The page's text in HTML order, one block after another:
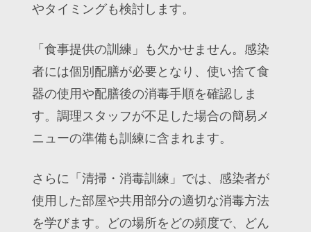
やタイミングも検討します。
「食事提供の訓練」も欠かせません。感染
者には個別配膳が必要となり、使い捨て食
器の使用や配膳後の消毒手順を確認しま
す。調理スタッフが不足した場合の簡易メ
ニューの準備も訓練に含まれます。
さらに「清掃・消毒訓練」では、感染者が
使用した部屋や共用部分の適切な消毒方法
を学びます。どの場所をどの頻度で、どん